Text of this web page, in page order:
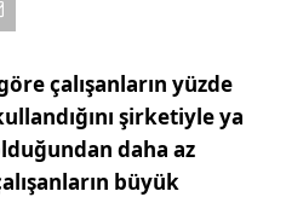
çalışanların yüzde
şirketiyle ya
daha az
büyük